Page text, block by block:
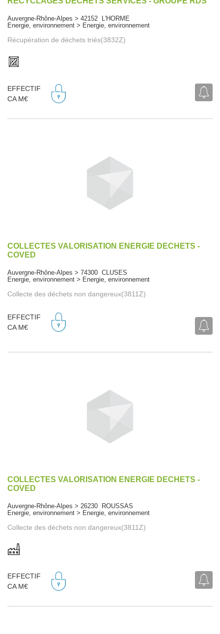
Auvergne-Rhône-Alpes > 42152 L'HORME
Energie, environnement > Energie, environnement
Récupération de déchets triés(3832Z)
EFFECTIF
CA M€
COLLECTES VALORISATION ENERGIE DECHETS -
COVED
Auvergne-Rhône-Alpes > 74300 CLUSES
Energie, environnement > Energie, environnement
Collecte des déchets non dangereux(3811Z)
EFFECTIF
CA M€
COLLECTES VALORISATION ENERGIE DECHETS -
COVED
Auvergne-Rhône-Alpes > 26230 ROUSSAS
Energie, environnement > Energie, environnement
Collecte des déchets non dangereux(3811Z)
EFFECTIF
CA M€